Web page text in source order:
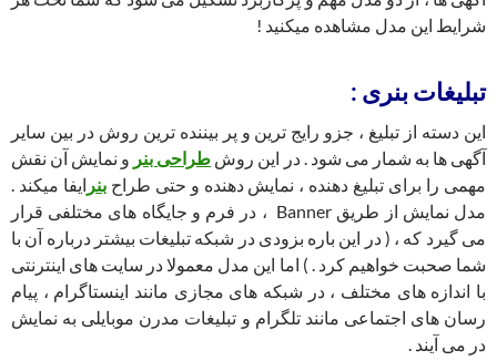
شرایط این مدل مشاهده میکنید !
تبلیغات بنری :
این دسته از تبلیغ ، جزو رایج ترین و پر بیننده ترین روش در بین سایر
آگهی ها به شمار می شود . در این روش طراحی بنر و نمایش آن نقش
مهمی را برای تبلیغ دهنده ، نمایش دهنده و حتی طراحبنر ایفا میکند .
مدل نمایش از طریق Banner ، در فرم و جایگاه های مختلفی قرار
می گیرد که ، ( در این باره بزودی در شبکه تبلیغات بیشتر درباره آن با
شما صحبت خواهیم کرد . ) اما این مدل معمولا در سایت های اینترنتی
با اندازه های مختلف ، در شبکه های مجازی مانند اینستاگرام ، پیام
رسان های اجتماعی مانند تلگرام و تبلیغات مدرن موبایلی به نمایش
در می آیند .